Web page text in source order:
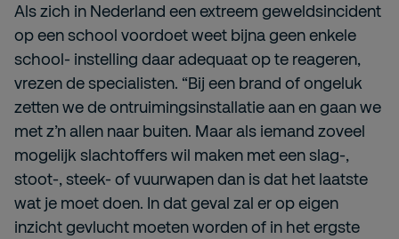
Als zich in Nederland een extreem geweldsincident
op een school voordoet weet bijna geen enkele
school- instelling daar adequaat op te reageren,
vrezen de specialisten. “Bij een brand of ongeluk
zetten we de ontruimingsinstallatie aan en gaan we
met z’n allen naar buiten. Maar als iemand zoveel
mogelijk slachtoffers wil maken met een slag-,
stoot-, steek- of vuurwapen dan is dat het laatste
wat je moet doen. In dat geval zal er op eigen
inzicht gevlucht moeten worden of in het ergste